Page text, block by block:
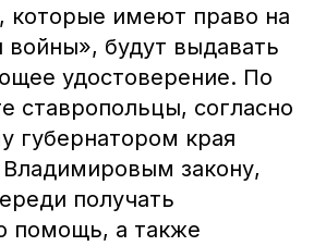
которые имеют право на
войны», будут выдавать
удостоверение. По
ставропольцы, согласно
губернатором края
закону,
получать
помощь, а также